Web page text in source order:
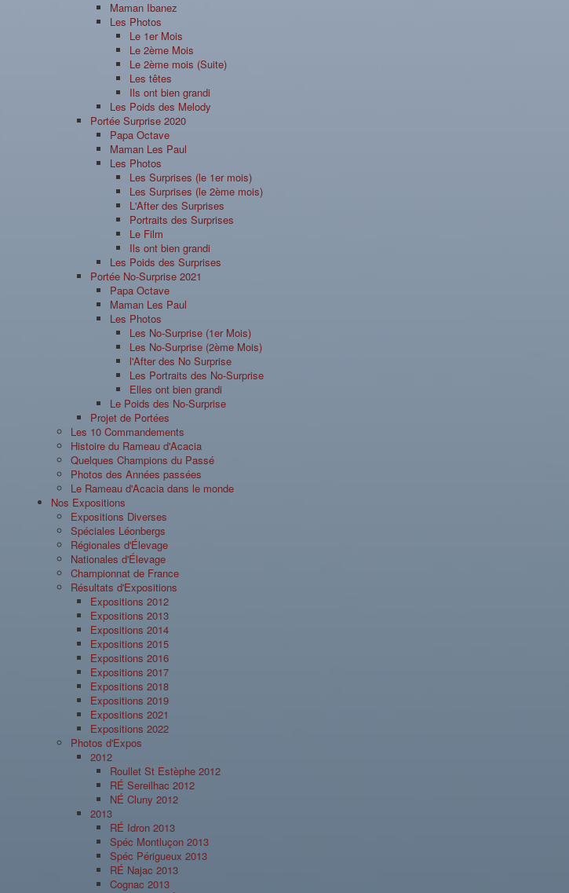
Maman Ibanez
Les Photos
Le 1er Mois
Le 2ème Mois
Le 2ème mois (Suite)
Les têtes
Ils ont bien grandi
Les Poids des Melody
Portée Surprise 2020
Papa Octave
Maman Les Paul
Les Photos
Les Surprises (le 1er mois)
Les Surprises (le 2ème mois)
L'After des Surprises
Portraits des Surprises
Le Film
Ils ont bien grandi
Les Poids des Surprises
Portée No-Surprise 2021
Papa Octave
Maman Les Paul
Les Photos
Les No-Surprise (1er Mois)
Les No-Surprise (2ème Mois)
l'After des No Surprise
Les Portraits des No-Surprise
Elles ont bien grandi
Le Poids des No-Surprise
Projet de Portées
Les 10 Commandements
Histoire du Rameau d'Acacia
Quelques Champions du Passé
Photos des Années passées
Le Rameau d'Acacia dans le monde
Nos Expositions
Expositions Diverses
Spéciales Léonbergs
Régionales d'Élevage
Nationales d'Élevage
Championnat de France
Résultats d'Expositions
Expositions 2012
Expositions 2013
Expositions 2014
Expositions 2015
Expositions 2016
Expositions 2017
Expositions 2018
Expositions 2019
Expositions 2021
Expositions 2022
Photos d'Expos
2012
Roullet St Estèphe 2012
RÉ Sereilhac 2012
NÉ Cluny 2012
2013
RÉ Idron 2013
Spéc Montluçon 2013
Spéc Périgueux 2013
RÉ Najac 2013
Cognac 2013